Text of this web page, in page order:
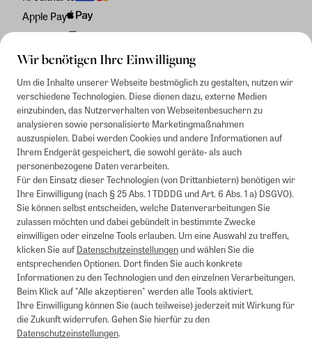
Wir benötigen Ihre Einwilligung
Um die Inhalte unserer Webseite bestmöglich zu gestalten, nutzen wir
verschiedene Technologien. Diese dienen dazu, externe Medien
einzubinden, das Nutzerverhalten von Webseitenbesuchern zu
analysieren sowie personalisierte Marketingmaßnahmen
auszuspielen. Dabei werden Cookies und andere Informationen auf
Ihrem Endgerät gespeichert, die sowohl geräte- als auch
personenbezogene Daten verarbeiten.
Für den Einsatz dieser Technologien (von Drittanbietern) benötigen wir
Ihre Einwilligung (nach § 25 Abs. 1 TDDDG und Art. 6 Abs. 1 a) DSGVO).
Sie können selbst entscheiden, welche Datenverarbeitungen Sie
zulassen möchten und dabei gebündelt in bestimmte Zwecke
einwilligen oder einzelne Tools erlauben. Um eine Auswahl zu treffen,
klicken Sie aufDatenschutzeinstellungenund wählen Sie die
entsprechenden Optionen. Dort finden Sie auch konkrete
Informationen zu den Technologien und den einzelnen Verarbeitungen.
Beim Klick auf "Alle akzeptieren" werden alle Tools aktiviert.
Ihre Einwilligung können Sie (auch teilweise) jederzeit mit Wirkung für
die Zukunft widerrufen. Gehen Sie hierfür zu den
Datenschutzeinstellungen.
Apple Pay
Rechnung